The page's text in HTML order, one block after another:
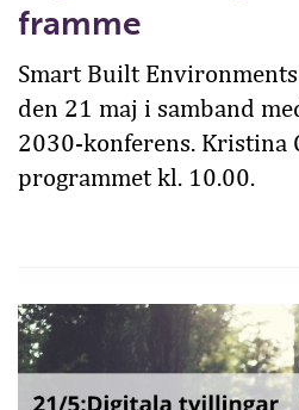
framme
Smart Built
den 21 maj i samband
2030-konferens. Kristina
programmet kl. 10.00.